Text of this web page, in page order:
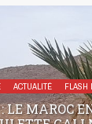
ACTUALITÉ FLASH
MAROC